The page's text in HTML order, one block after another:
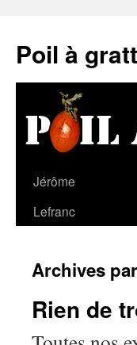
Poil à
Jérôme
Lefranc
Archives
Rien de